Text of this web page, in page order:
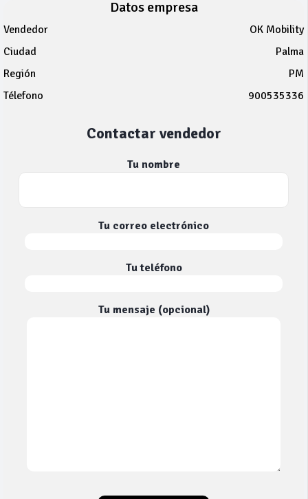
Datos empresa
Vendedor
OK Mobility
Ciudad
Palma
Región
PM
Télefono
900535336
Contactar vendedor
Tu nombre
Tu correo electrónico
Tu teléfono
Tu mensaje (opcional)